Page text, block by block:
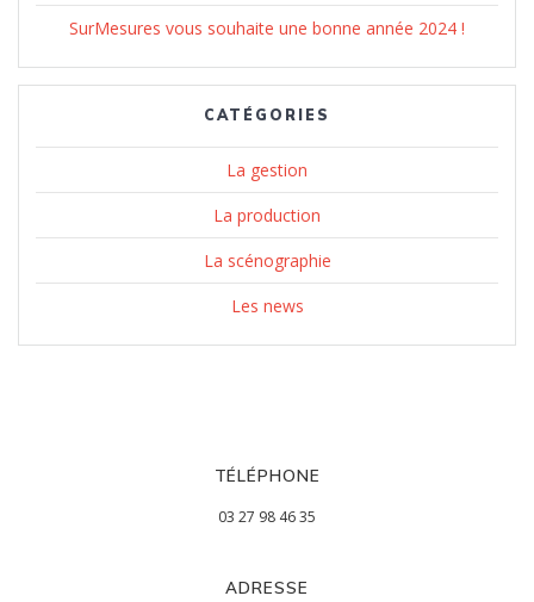
SurMesures vous souhaite une bonne année 2024 !
CATÉGORIES
La gestion
La production
La scénographie
Les news
TÉLÉPHONE
03 27 98 46 35
ADRESSE